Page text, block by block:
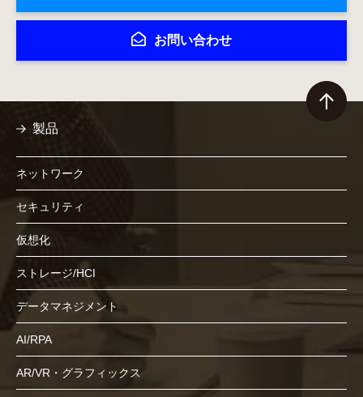
お問い合わせ
製品
ネットワーク
セキュリティ
仮想化
ストレージ/HCI
データマネジメント
AI/RPA
AR/VR・グラフィックス